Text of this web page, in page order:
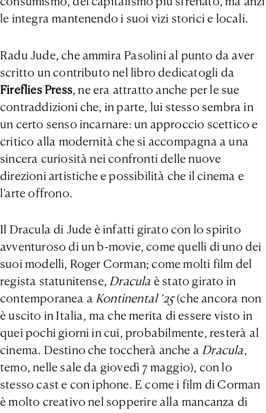
le integra mantenendo i suoi vizi storici e locali.
Radu Jude, che ammira Pasolini al punto da aver
scritto un contributo nel libro dedicatogli da
Fireflies Press, ne era attratto anche per le sue
contraddizioni che, in parte, lui stesso sembra in
un certo senso incarnare: un approccio scettico e
critico alla modernità che si accompagna a una
sincera curiosità nei confronti delle nuove
direzioni artistiche e possibilità che il cinema e
l’arte offrono.
Il Dracula di Jude è infatti girato con lo spirito
avventuroso di un b-movie, come quelli di uno dei
suoi modelli, Roger Corman; come molti film del
regista statunitense, Dracula è stato girato in
contemporanea a Kontinental ‘25(che ancora non
è uscito in Italia, ma che merita di essere visto in
quei pochi giorni in cui, probabilmente, resterà al
cinema. Destino che toccherà anche a Dracula,
temo, nelle sale da giovedì 7 maggio), con lo
stesso cast e con iphone. E come i film di Corman
è molto creativo nel sopperire alla mancanza di